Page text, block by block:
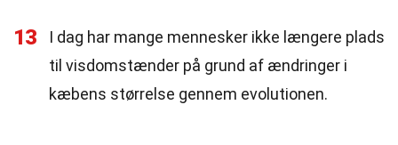
13
I dag har mange mennesker ikke længere plads
til visdomstænder på grund af ændringer i
kæbens størrelse gennem evolutionen.